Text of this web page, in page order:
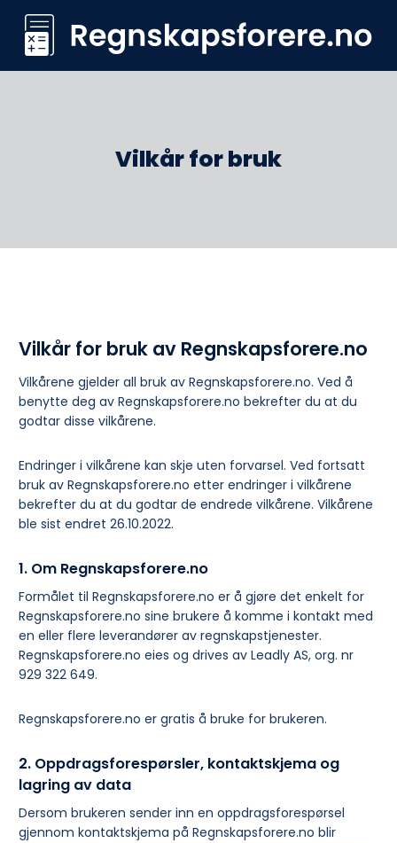
content
Vilkår for bruk
Vilkår for bruk av Regnskapsforere.no
Vilkårene gjelder all bruk av Regnskapsforere.no. Ved å
benytte deg av Regnskapsforere.no bekrefter du at du
godtar disse vilkårene.
Endringer i vilkårene kan skje uten forvarsel. Ved fortsatt
bruk av Regnskapsforere.no etter endringer i vilkårene
bekrefter du at du godtar de endrede vilkårene. Vilkårene
ble sist endret 26.10.2022.
1. Om Regnskapsforere.no
Formålet til Regnskapsforere.no er å gjøre det enkelt for
Regnskapsforere.no sine brukere å komme i kontakt med
en eller flere leverandører av regnskapstjenester.
Regnskapsforere.no eies og drives av Leadly AS, org. nr
929 322 649.
Regnskapsforere.no er gratis å bruke for brukeren.
2. Oppdragsforespørsler, kontaktskjema og
lagring av data
Dersom brukeren sender inn en oppdragsforespørsel
gjennom kontaktskjema på Regnskapsforere.no blir